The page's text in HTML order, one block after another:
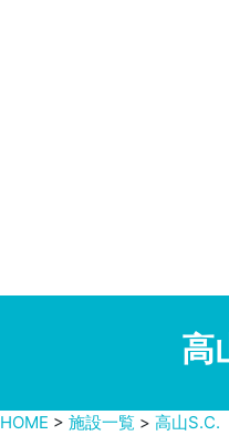
高
HOME > 施設一覧 > 高山S.C.